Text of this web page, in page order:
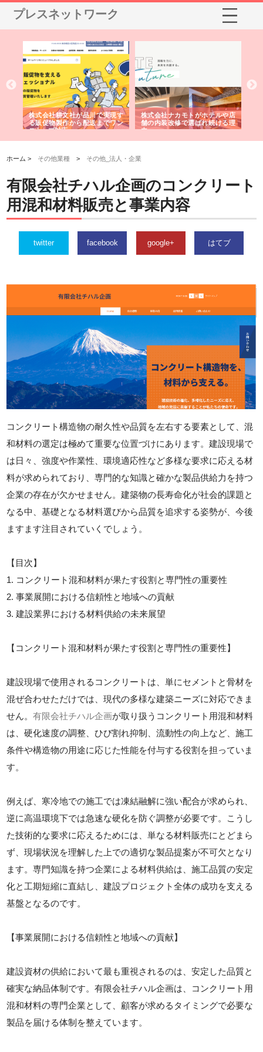
プレスネットワーク
株式会社耕文社が品川で実現す
る販促物製作から配送までワン
ストップ対応
株式会社ナカモトがホテルや店
舗の内装改修で選ばれ続ける理
由
ホーム > その他業種 > その他_法人・企業
有限会社チハル企画のコンクリート
用混和材料販売と事業内容
twitter facebook google+ はてブ
コンクリート構造物の耐久性や品質を左右する要素として、混
和材料の選定は極めて重要な位置づけにあります。建設現場で
は日々、強度や作業性、環境適応性など多様な要求に応える材
料が求められており、専門的な知識と確かな製品供給力を持つ
企業の存在が欠かせません。建築物の長寿命化が社会的課題と
なる中、基礎となる材料選びから品質を追求する姿勢が、今後
ますます注目されていくでしょう。
【目次】
1. コンクリート混和材料が果たす役割と専門性の重要性
2. 事業展開における信頼性と地域への貢献
3. 建設業界における材料供給の未来展望
【コンクリート混和材料が果たす役割と専門性の重要性】
建設現場で使用されるコンクリートは、単にセメントと骨材を
混ぜ合わせただけでは、現代の多様な建築ニーズに対応できま
せん。有限会社チハル企画が取り扱うコンクリート用混和材料
は、硬化速度の調整、ひび割れ抑制、流動性の向上など、施工
条件や構造物の用途に応じた性能を付与する役割を担っていま
す。
例えば、寒冷地での施工では凍結融解に強い配合が求められ、
逆に高温環境下では急速な硬化を防ぐ調整が必要です。こうし
た技術的な要求に応えるためには、単なる材料販売にとどまら
ず、現場状況を理解した上での適切な製品提案が不可欠となり
ます。専門知識を持つ企業による材料供給は、施工品質の安定
化と工期短縮に直結し、建設プロジェクト全体の成功を支える
基盤となるのです。
【事業展開における信頼性と地域への貢献】
建設資材の供給において最も重視されるのは、安定した品質と
確実な納品体制です。有限会社チハル企画は、コンクリート用
混和材料の専門企業として、顧客が求めるタイミングで必要な
製品を届ける体制を整えています。